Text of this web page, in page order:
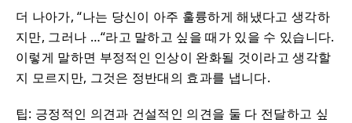
더 나아가, “나는 당신이 아주 훌륭하게 해냈다고 생각하
지만, 그러나 …“라고 말하고 싶을 때가 있을 수 있습니다.
이렇게 말하면 부정적인 인상이 완화될 것이라고 생각할
지 모르지만, 그것은 정반대의 효과를 냅니다.
팁: 긍정적인 의견과 건설적인 의견을 둘 다 전달하고 싶